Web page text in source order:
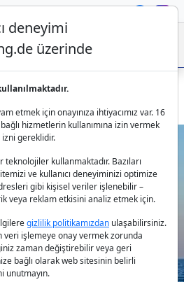
yelkenlisini kiralayın
deneyimi
üzerinde
etmek için onayınıza ihtiyacımız var. 16
hizmetlerin kullanımına izin vermek
gereklidir.
kullanmaktadır. Bazıları
ve kullanıcı deneyiminizi optimize
gibi kişisel veriler işlenebilir –
veya reklam etkisini analiz etmek için.
gizlilik politikamızdan ulaşabilirsiniz.
işlemeye onay vermek zorunda
zaman değiştirebilir veya geri
bağlı olarak web sitesinin belirli
unutmayın.